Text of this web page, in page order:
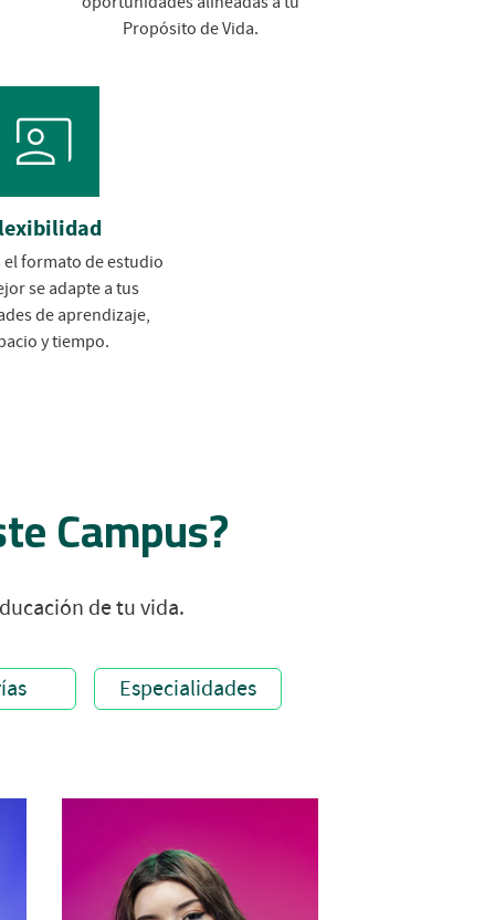
Propósito de Vida.
el formato de estudio
se adapte a tus
de aprendizaje,
y tiempo.
Campus?
de tu vida.
Especialidades